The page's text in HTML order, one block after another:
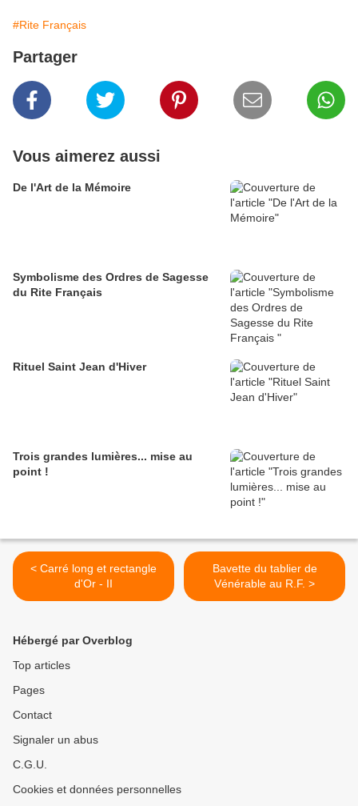
#Rite Français
Partager
Vous aimerez aussi
De l'Art de la Mémoire
Symbolisme des Ordres de Sagesse
du Rite Français
Rituel Saint Jean d'Hiver
Trois grandes lumières... mise au
point !
< Carré long et rectangle
d'Or - II
Bavette du tablier de
Vénérable au R.F. >
Hébergé par Overblog
Top articles
Pages
Contact
Signaler un abus
C.G.U.
Cookies et données personnelles